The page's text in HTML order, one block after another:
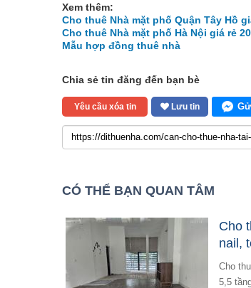
Xem thêm:
Cho thuê Nhà mặt phố Quận Tây Hồ
Cho thuê Nhà mặt phố Hà Nội giá rẻ
Mẫu hợp đồng thuê nhà
Chia sẻ tin đăng đến bạn bè
Yêu cầu xóa tin Lưu tin
CÓ THỂ BẠN QUAN TÂM
Cho
nail,
cho thuê mặt phố thụy khuê mặt tiền siêu đẹp vừa ở và kinh doanh thông tin chi tiết - diện tích là 43m2 x
5,5